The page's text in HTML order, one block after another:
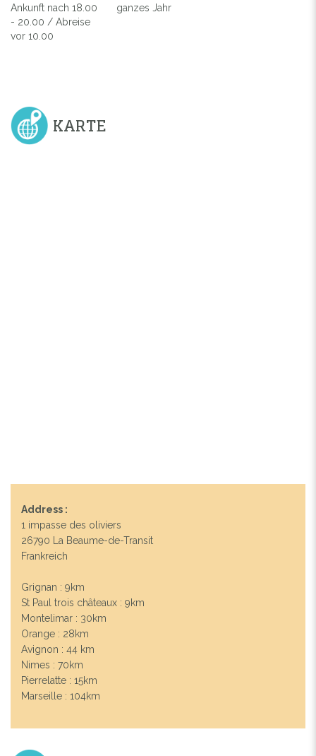
Ankunft nach 18.00
- 20.00 / Abreise
vor 10.00
ganzes Jahr
KARTE
Address :
1 impasse des oliviers
26790 La Beaume-de-Transit
Frankreich
Grignan : 9km
St Paul trois châteaux : 9km
Montelimar : 30km
Orange : 28km
Avignon : 44 km
Nimes : 70km
Pierrelatte : 15km
Marseille : 104km